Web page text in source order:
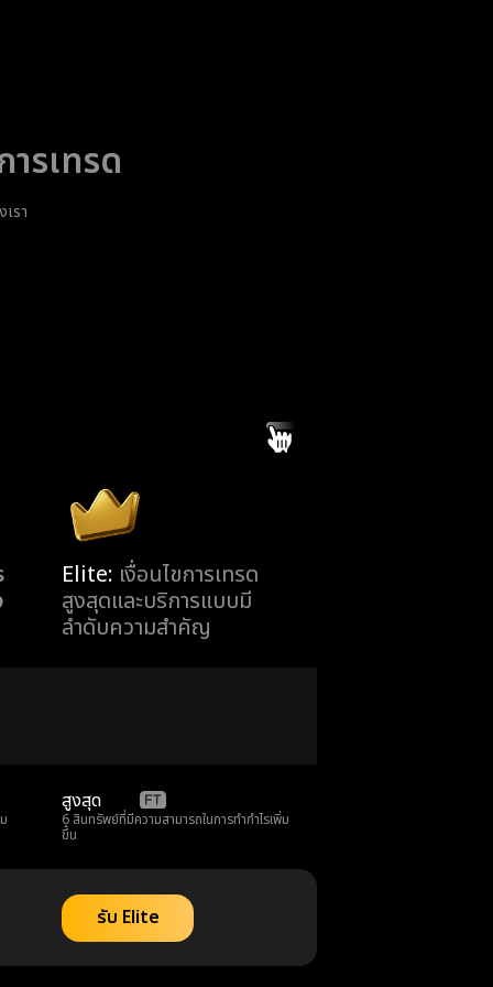
ารเทรด
เรา
Elite: เงื่อนไขการเทรด
สูงสุดและบริการแบบมี
ลำดับความสำคัญ
สูงสุด
6 สินทรัพย์ที่มีความสามารถในการทำกำไรเพิ่ม
ขึ้น
รับ Elite